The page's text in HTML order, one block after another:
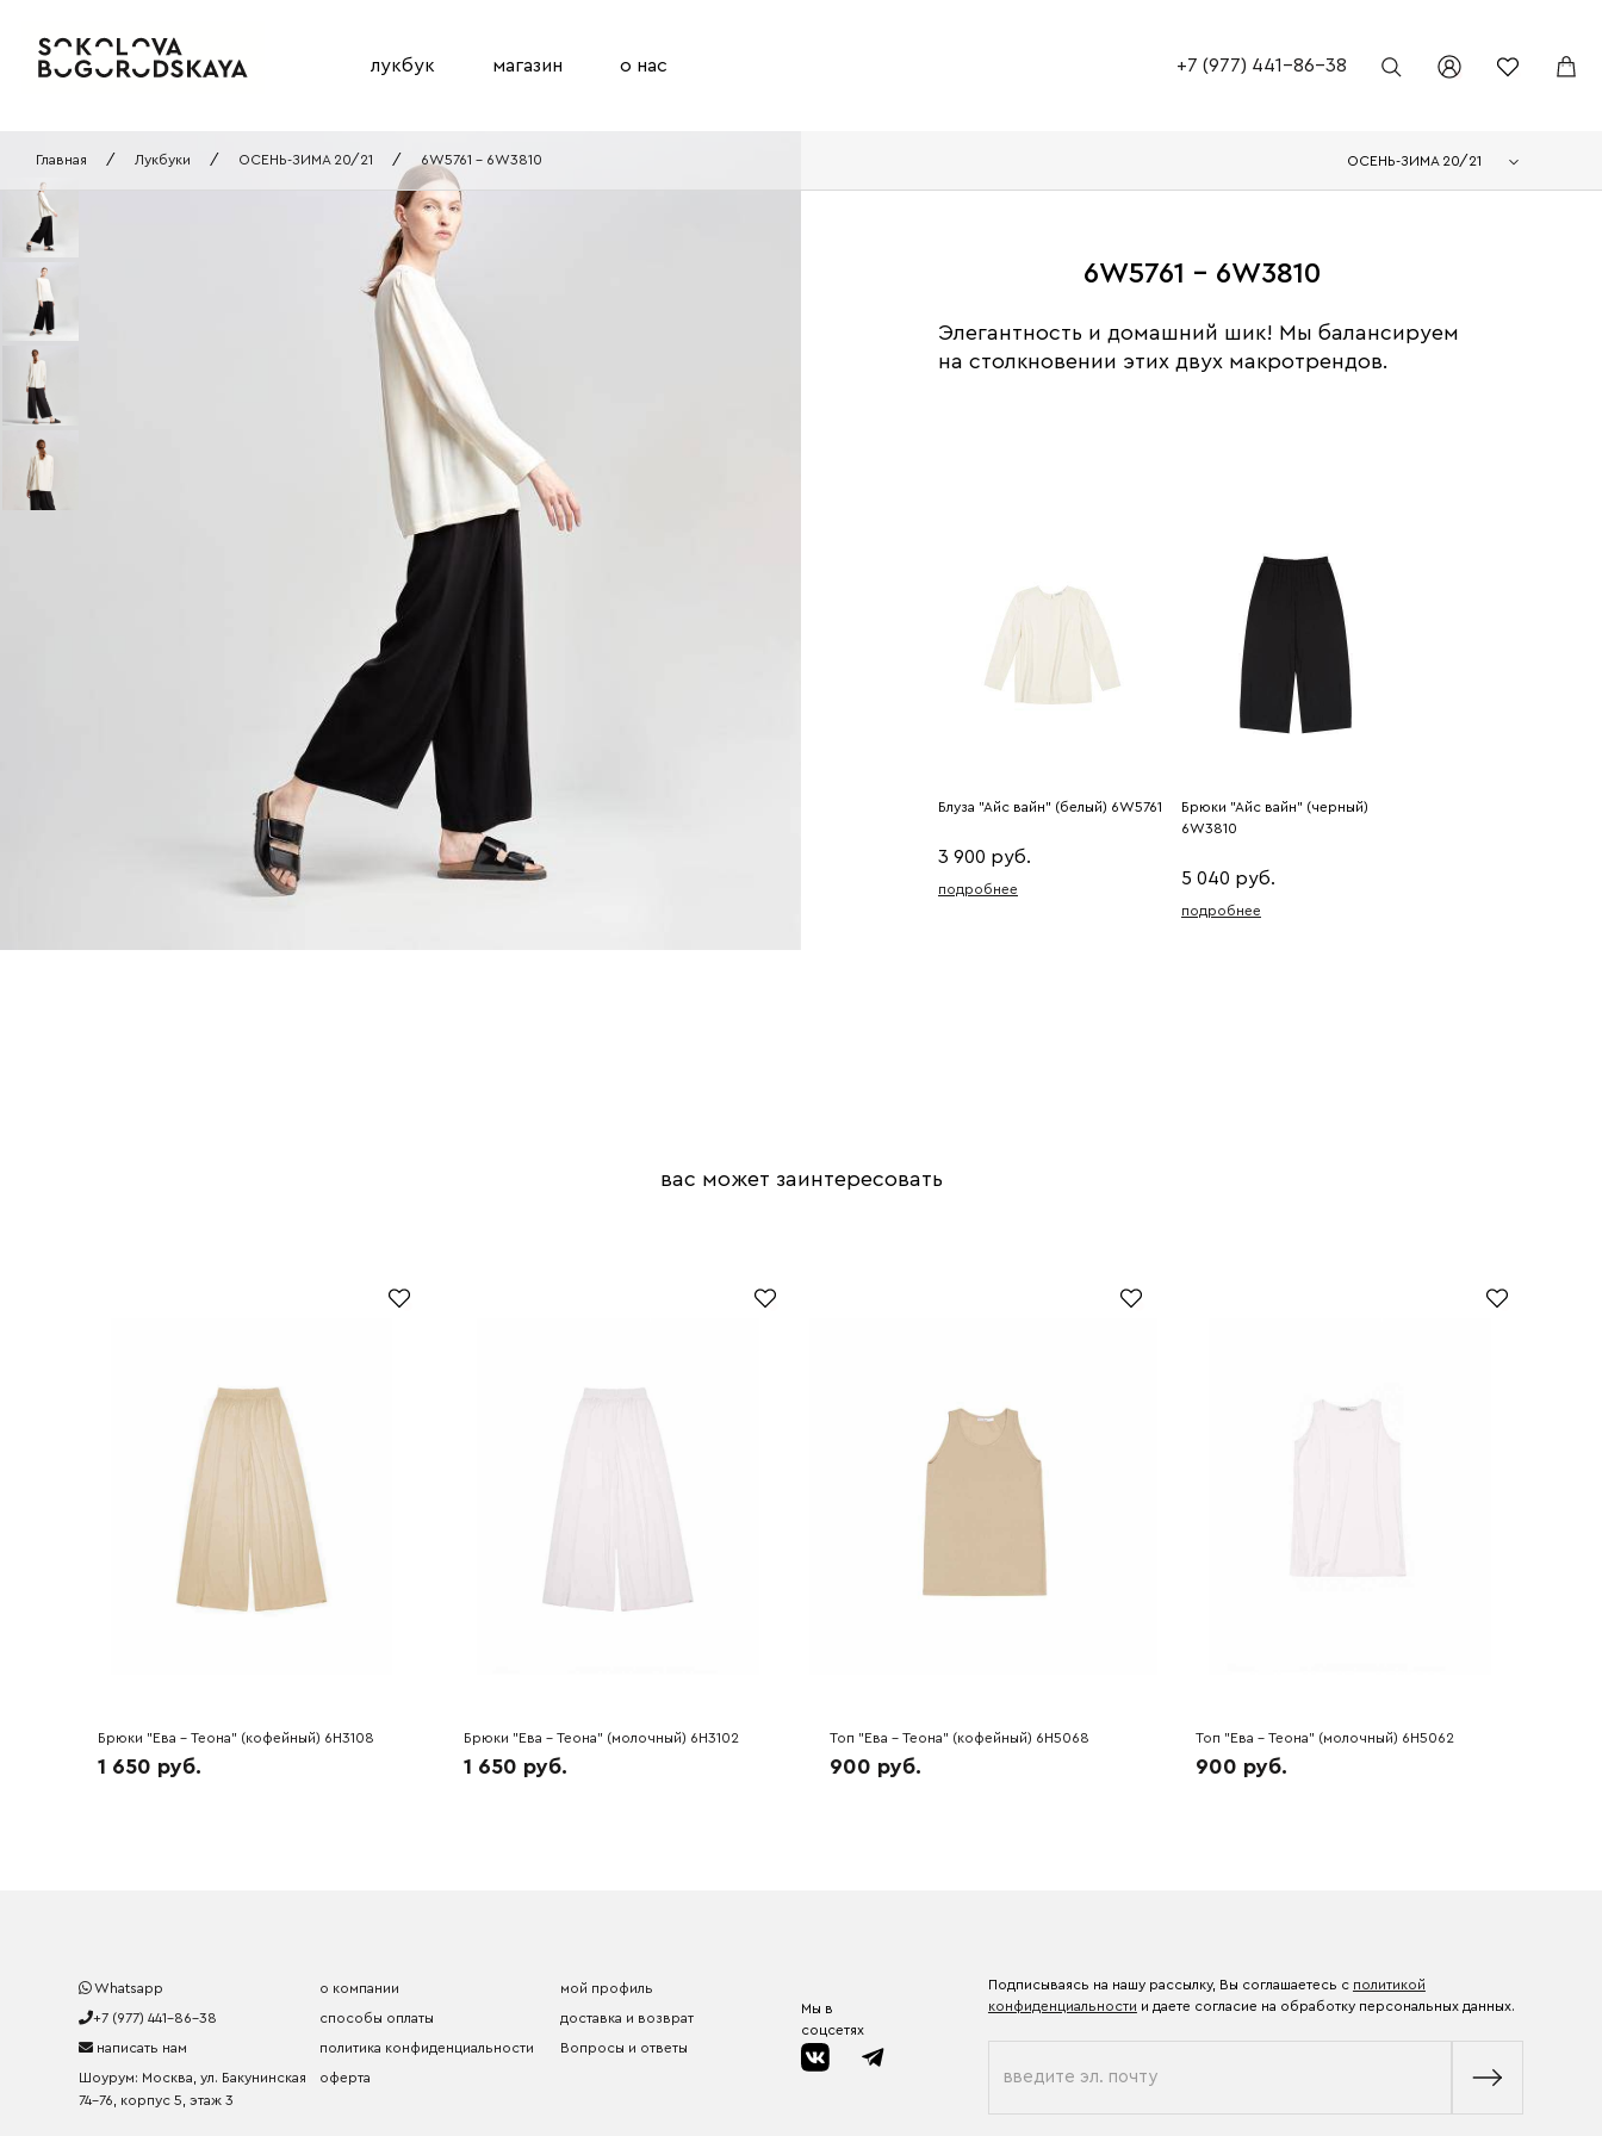
Главная / Лукбуки / ОСЕНЬ-ЗИМА 20/21 / 6W5761 - 6W3810 ОСЕНЬ-ЗИМА 20/21
лукбук магазин о нас +7 (977) 441-86-38
6W5761 - 6W3810
Элегантность и домашний шик! Мы балансируем
на столкновении этих двух макротрендов.
Блуза "Айс вайн" (белый) 6W5761
3 900 руб.
подробнее
Брюки "Айс вайн" (черный)
6W3810
5 040 руб.
подробнее
вас может заинтересовать
Брюки "Ева - Теона" (кофейный) 6H3108
1 650 руб.
Брюки "Ева - Теона" (молочный) 6H3102
1 650 руб.
Топ "Ева - Теона" (кофейный) 6H5068
900 руб.
Топ "Ева - Теона" (молочный) 6H5062
900 руб.
Whatsapp
+7 (977) 441-86-38
написать нам
Шоурум: Москва, ул. Бакунинская
74-76, корпус 5, этаж 3
о компании
способы оплаты
политика конфиденциальности
оферта
мой профиль
доставка и возврат
Вопросы и ответы
Мы в
соцсетях
Подписываясь на нашу рассылку, Вы соглашаетесь с политикой
конфиденциальности и даете согласие на обработку персональных данных.